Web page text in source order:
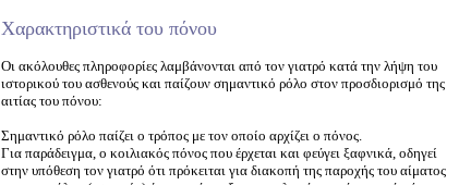
Χαρακτηριστικά του πόνου
Οι ακόλουθες πληροφορίες λαμβάνονται από τον γιατρό κατά την λήψη του
ιστορικού του ασθενούς και παίζουν σημαντικό ρόλο στον προσδιορισμό της
αιτίας του πόνου:
Σημαντικό ρόλο παίζει ο τρόπος με τον οποίο αρχίζει ο πόνος.
Για παράδειγμα, ο κοιλιακός πόνος που έρχεται και φεύγει ξαφνικά, οδηγεί
στην υπόθεση τον γιατρό ότι πρόκειται για διακοπή της παροχής του αίματος